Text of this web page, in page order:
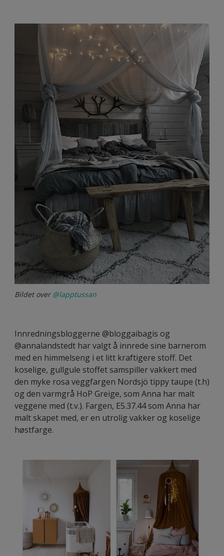
Bildet over @lapptussan
Innredningsbloggerne @bloggaibagis og
@annalandstedt har valgt å innrede sine barnerom
med en himmelseng i et litt kraftigere stoff. Det
koselige, gullgule stoffet samspiller vakkert med
den myke rosa veggfargen Nordsjö tippy taupe (t.h)
og den varmgrå HoP Greige, som Anna har malt
veggene med (t.v.). Fargen, E5.37.44 som Anna har
malt skapet med, er en utrolig vakker og koselige
høstfarge.